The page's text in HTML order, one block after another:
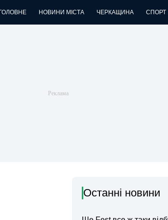
НОВИНИ МІСТА ЧЕРКАЩИНА СПОРТ
Останні новини